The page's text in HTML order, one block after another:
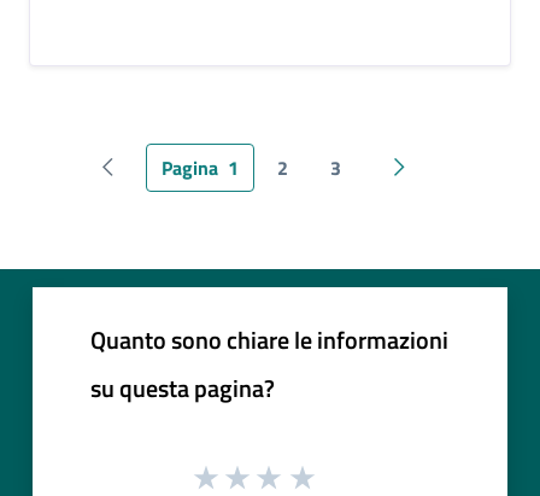
Pagina precedente
Pagina 1 2 3 Pagina
Quanto sono chiare le informazioni
su questa pagina?